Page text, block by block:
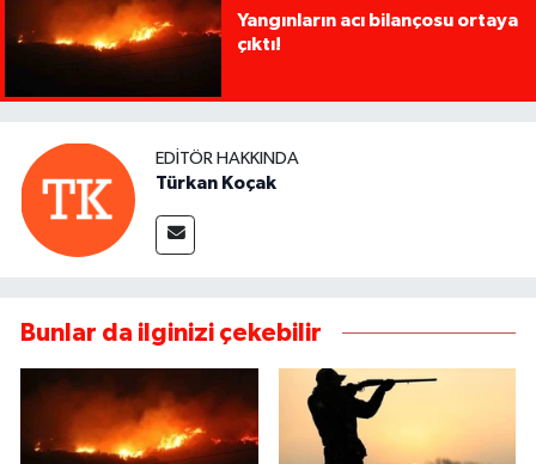
Yangınların acı bilançosu ortaya
çıktı!
EDITÖR HAKKINDA
Türkan Koçak
Bunlar da ilginizi çekebilir